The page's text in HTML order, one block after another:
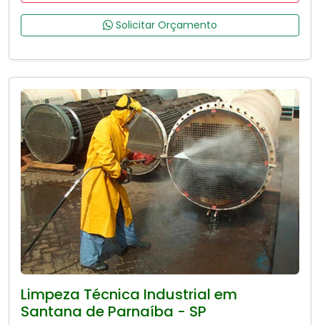
Solicitar Orçamento
Limpeza Técnica Industrial em
Santana de Parnaíba - SP